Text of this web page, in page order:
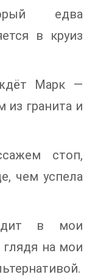
едва
в круиз
Марк —
из гранита и
стоп,
чем успела
в мои
глядя на мои